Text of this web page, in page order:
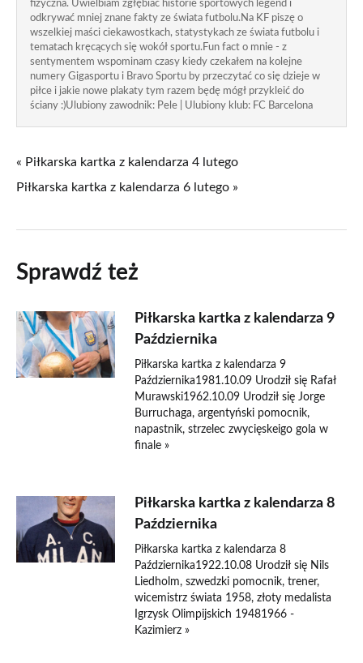
fizyczna. Uwielbiam zgłębiać historie sportowych legend i
odkrywać mniej znane fakty ze świata futbolu.Na KF piszę o
wszelkiej maści ciekawostkach, statystykach ze świata futbolu i
tematach kręcących się wokół sportu.Fun fact o mnie - z
sentymentem wspominam czasy kiedy czekałem na kolejne
numery Gigasportu i Bravo Sportu by przeczytać co się dzieje w
piłce i jakie nowe plakaty tym razem będę mógł przykleić do
ściany :)Ulubiony zawodnik: Pele | Ulubiony klub: FC Barcelona
« Piłkarska kartka z kalendarza 4 lutego
Piłkarska kartka z kalendarza 6 lutego »
Sprawdź też
Piłkarska kartka z kalendarza 9
Października
Piłkarska kartka z kalendarza 9
Października1981.10.09 Urodził się Rafał
Murawski1962.10.09 Urodził się Jorge
Burruchaga, argentyński pomocnik,
napastnik, strzelec zwycięskeigo gola w
finale »
Piłkarska kartka z kalendarza 8
Października
Piłkarska kartka z kalendarza 8
Października1922.10.08 Urodził się Nils
Liedholm, szwedzki pomocnik, trener,
wicemistrz świata 1958, złoty medalista
Igrzysk Olimpijskich 19481966 -
Kazimierz »